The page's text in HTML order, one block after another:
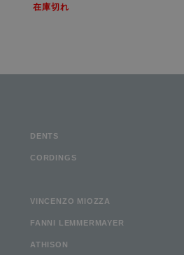
在庫切れ
DENTS
CORDINGS
VINCENZO MIOZZA
FANNI LEMMERMAYER
ATHISON